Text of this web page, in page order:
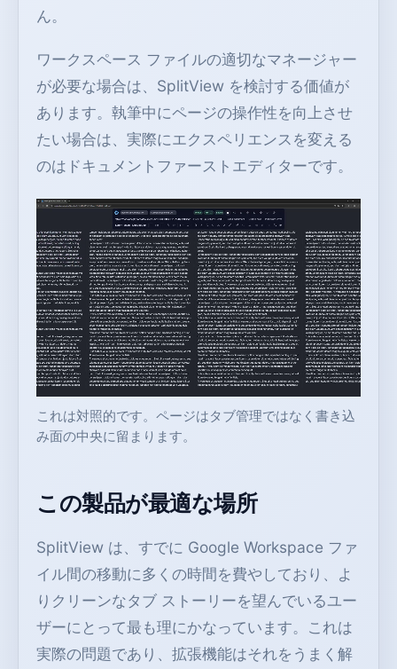
ん。
ワークスペース ファイルの適切なマネージャー
が必要な場合は、SplitView を検討する価値が
あります。執筆中にページの操作性を向上させ
たい場合は、実際にエクスペリエンスを変える
のはドキュメントファーストエディターです。
これは対照的です。ページはタブ管理ではなく書き込
み面の中央に留まります。
この製品が最適な場所
SplitView は、すでに Google Workspace ファ
イル間の移動に多くの時間を費やしており、よ
りクリーンなタブ ストーリーを望んでいるユー
ザーにとって最も理にかなっています。これは
実際の問題であり、拡張機能はそれをうまく解